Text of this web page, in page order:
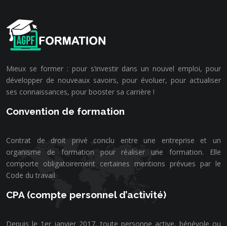
Mieux se former : pour s’investir dans un nouvel emploi, pour
développer de nouveaux savoirs, pour évoluer, pour actualiser
ses connaissances, pour booster sa carrière !
Convention de formation
Contrat de droit privé conclu entre une entreprise et un
organisme de formation pour réaliser une formation. Elle
comporte obligatoirement certaines mentions prévues par le
Code du travail.
CPA (compte personnel d’activité)
Depuis le 1er janvier 2017, toute personne active, bénévole ou